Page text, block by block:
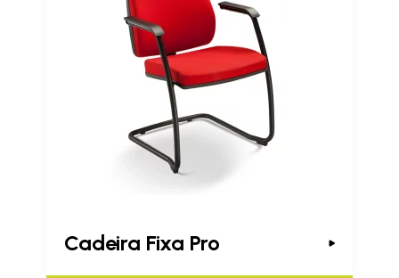
Cadeira Fixa Pro